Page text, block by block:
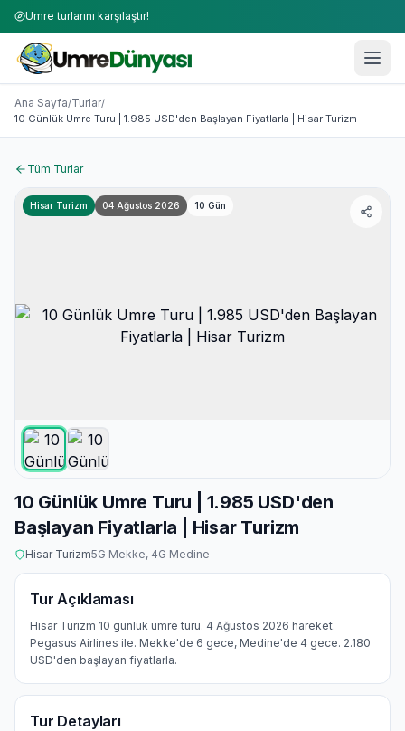
Umre turlarını karşılaştır!
Umre Turları 2026-2027 | 50+ Firma Karşılaştırması
10 Günlük Umre Turu | 1.985 USD'den Başlayan Fiyatlarla
Ana Sayfa/Turlar/
10 Günlük Umre Turu | 1.985 USD'den Başlayan Fiyatlarla | Hisar Turizm
Tüm Turlar
Hisar Turizm 04 Ağustos 2026 10 Gün
10 Günlük Umre Turu | 1.985 USD'den
Başlayan Fiyatlarla | Hisar Turizm
Hisar Turizm5G Mekke, 4G Medine
Tur Açıklaması
Hisar Turizm 10 günlük umre turu. 4 Ağustos 2026 hareket.
Pegasus Airlines ile. Mekke'de 6 gece, Medine'de 4 gece. 2.180
USD'den başlayan fiyatlarla.
Tur Detayları